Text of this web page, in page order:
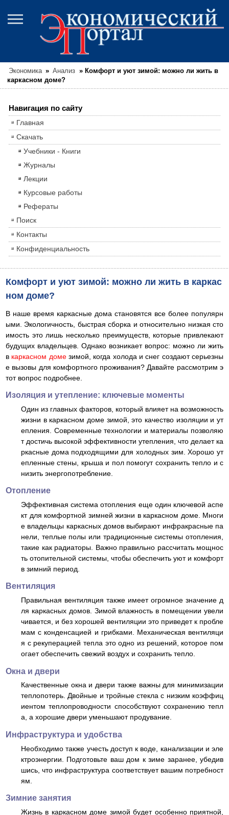
Экономика » Анализ » Комфорт и уют зимой: можно ли жить в
каркасном доме?
Навигация по сайту
Главная
Скачать
Учебники - Книги
Журналы
Лекции
Курсовые работы
Рефераты
Поиск
Контакты
Конфиденциальность
Комфорт и уют зимой: можно ли жить в каркас
ном доме?
В наше время каркасные дома становятся все более популярн
ыми. Экологичность, быстрая сборка и относительно низкая сто
имость это лишь несколько преимуществ, которые привлекают
будущих владельцев. Однако возникает вопрос: можно ли жить
в каркасном домезимой, когда холода и снег создают серьезны
е вызовы для комфортного проживания? Давайте рассмотрим э
тот вопрос подробнее.
Изоляция и утепление: ключевые моменты
Один из главных факторов, который влияет на возможность
жизни в каркасном доме зимой, это качество изоляции и ут
епления. Современные технологии и материалы позволяю
т достичь высокой эффективности утепления, что делает ка
ркасные дома подходящими для холодных зим. Хорошо ут
епленные стены, крыша и пол помогут сохранить тепло и с
низить энергопотребление.
Отопление
Эффективная система отопления еще один ключевой аспе
кт для комфортной зимней жизни в каркасном доме. Многи
е владельцы каркасных домов выбирают инфракрасные па
нели, теплые полы или традиционные системы отопления,
такие как радиаторы. Важно правильно рассчитать мощнос
ть отопительной системы, чтобы обеспечить уют и комфорт
в зимний период.
Вентиляция
Правильная вентиляция также имеет огромное значение д
ля каркасных домов. Зимой влажность в помещении увели
чивается, и без хорошей вентиляции это приведет к пробле
мам с конденсацией и грибками. Механическая вентиляци
я с рекуперацией тепла это одно из решений, которое пом
огает обеспечить свежий воздух и сохранить тепло.
Окна и двери
Качественные окна и двери также важны для минимизации
теплопотерь. Двойные и тройные стекла с низким коэффиц
иентом теплопроводности способствуют сохранению тепл
а, а хорошие двери уменьшают продувание.
Инфраструктура и удобства
Необходимо также учесть доступ к воде, канализации и эле
ктроэнергии. Подготовьте ваш дом к зиме заранее, убедив
шись, что инфраструктура соответствует вашим потребност
ям.
Зимние занятия
Жизнь в каркасном доме зимой будет особенно приятной,